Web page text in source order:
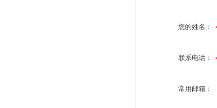
您的姓名：
联系电话：
常用邮箱：